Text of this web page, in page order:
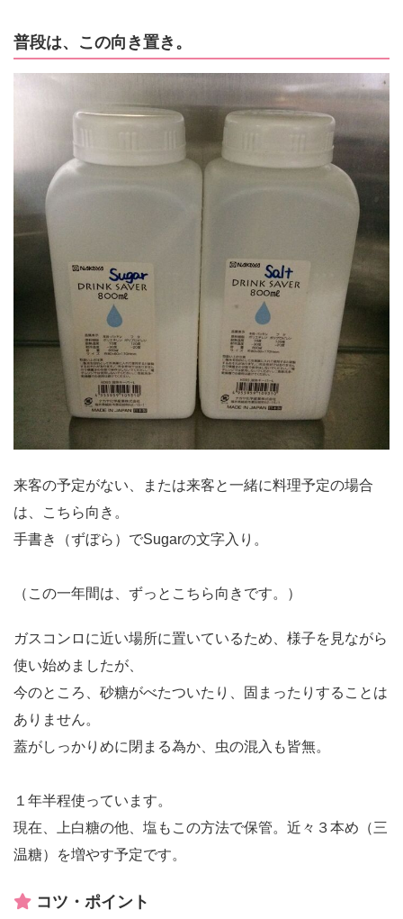
普段は、この向き置き。
来客の予定がない、または来客と一緒に料理予定の場合
は、こちら向き。
手書き（ずぼら）でSugarの文字入り。
（この一年間は、ずっとこちら向きです。）
ガスコンロに近い場所に置いているため、様子を見ながら
使い始めましたが、
今のところ、砂糖がべたついたり、固まったりすることは
ありません。
蓋がしっかりめに閉まる為か、虫の混入も皆無。
１年半程使っています。
現在、上白糖の他、塩もこの方法で保管。近々３本め（三
温糖）を増やす予定です。
コツ・ポイント